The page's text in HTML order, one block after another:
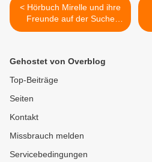
< Hörbuch Mirelle und ihre
Freunde auf der Suche
nach dem Wunschkraut
Gehostet von Overblog
Top-Beiträge
Seiten
Kontakt
Missbrauch melden
Servicebedingungen